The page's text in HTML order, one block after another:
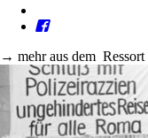
→ mehr aus dem Ressort